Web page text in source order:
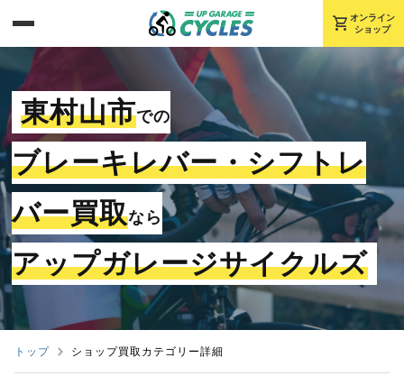
shopping_cart オンライン
ショップ
東村山市での
ブレーキレバー・シフトレ
バー買取なら
アップガレージサイクルズ
トップ ショップ買取カテゴリー詳細